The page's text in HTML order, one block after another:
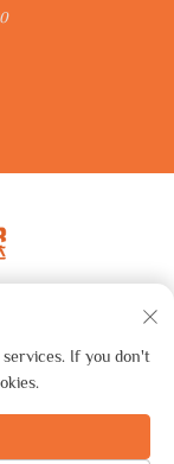
Co., Ltd.
If you don't